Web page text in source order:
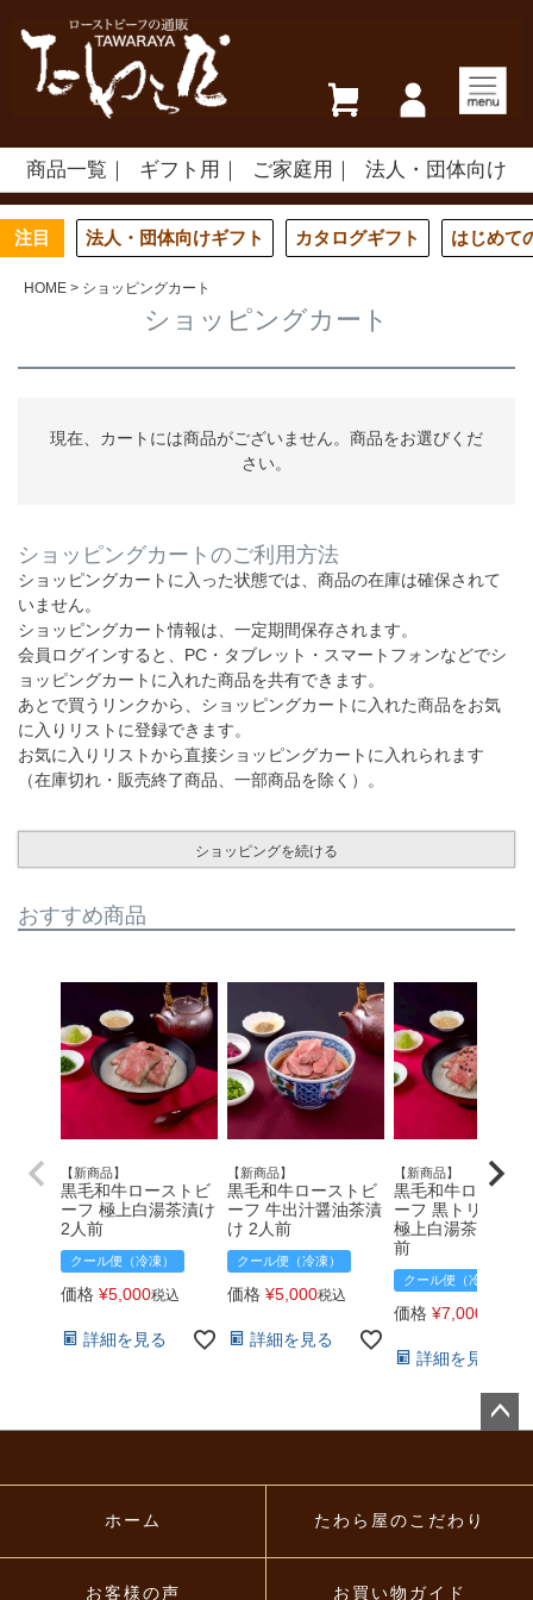
商品一覧 ギフト用 ご家庭用 法人・団体向け
注目 法人・団体向けギフト カタログギフト はじめて
HOME ショッピングカート
ショッピングカート
現在、カートには商品がございません。商品をお選びくだ
さい。
ショッピングカートのご利用方法
ショッピングカートに入った状態では、商品の在庫は確保されて
いません。
ショッピングカート情報は、一定期間保存されます。
会員ログインすると、PC・タブレット・スマートフォンなどでシ
ョッピングカートに入れた商品を共有できます。
あとで買うリンクから、ショッピングカートに入れた商品をお気
に入りリストに登録できます。
お気に入りリストから直接ショッピングカートに入れられます
（在庫切れ・販売終了商品、一部商品を除く）。
ショッピングを続ける
おすすめ商品
【新商品】
黒毛和牛ローストビ
ーフ 極上白湯茶漬け
2人前
価格 ¥5,000税込
詳細を見る
【新商品】
黒毛和牛ローストビ
ーフ 牛出汁醤油茶漬
け 2人前
価格 ¥5,000税込
詳細を見る
【新商品】
黒毛和牛ロースト
ーフ 黒トリュフ
極上白湯茶漬け 2
前
価格 ¥7,000
詳細を見る
ホーム たわら屋のこだわり
お客様の声 お買い物ガイド